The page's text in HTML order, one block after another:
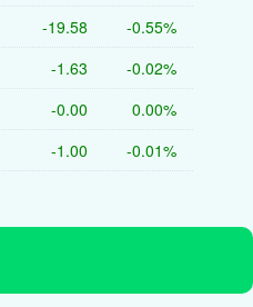
-19.58 -0.55%
-1.63 -0.02%
-0.00 0.00%
-1.00 -0.01%